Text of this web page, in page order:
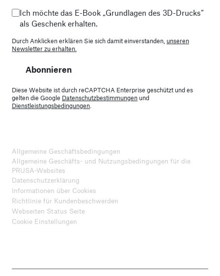
Ich möchte das E-Book „Grundlagen des 3D-Drucks“
als Geschenk erhalten.
Durch Anklicken erklären Sie sich damit einverstanden, unseren
Newsletter zu erhalten.
Abonnieren
Diese Website ist durch reCAPTCHA Enterprise geschützt und es
gelten die Google Datenschutzbestimmungen und
Dienstleistungsbedingungen
Allgemeine Geschäftsbedingungen
Allgemeine Geschäfts- und Nutzungsbedingungen für die
PRUSA-Websites
Datenschutzerklärung
Informationen über Cookies
Richtlinie für Kundenbeschwerden
Webseiten Status Seite
Cookie Einstellungen